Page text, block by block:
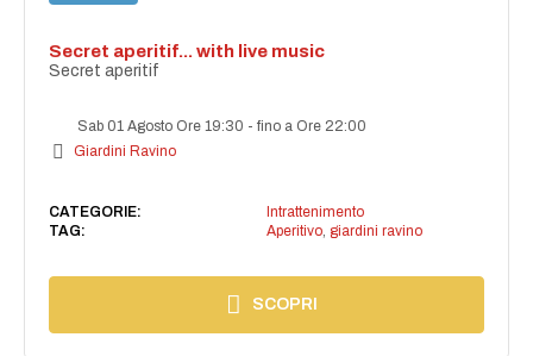
Secret aperitif... with live music
Secret aperitif
Sab 01 Agosto Ore 19:30 -fino a Ore 22:00
Giardini Ravino
CATEGORIE:
Intrattenimento
TAG:
Aperitivo, giardini ravino
SCOPRI